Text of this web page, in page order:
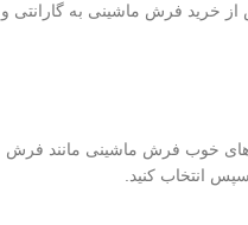
خرید فرش ماشینی به گارانتی و
های خوب فرش ماشینی مانند فرش
انتخاب کنید.